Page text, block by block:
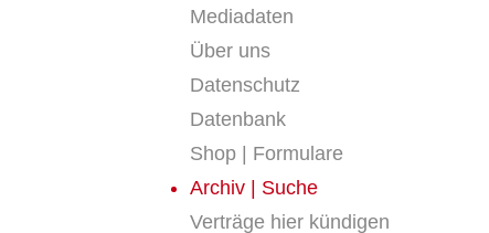
Mediadaten
Über uns
Datenschutz
Datenbank
Shop | Formulare
Archiv | Suche
Verträge hier kündigen